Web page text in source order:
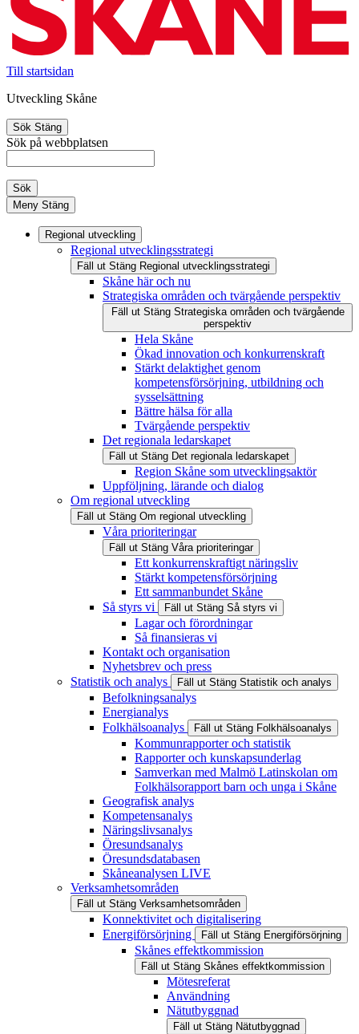
Till startsidan
Utveckling Skåne
Sök Stäng
Sök på webbplatsen
Sök
Meny Stäng
Regional utveckling
Regional utvecklingsstrategi
Fäll ut Stäng Regional utvecklingsstrategi
Skåne här och nu
Strategiska områden och tvärgående perspektiv
Fäll ut Stäng Strategiska områden och tvärgående
perspektiv
Hela Skåne
Ökad innovation och konkurrenskraft
Stärkt delaktighet genom
kompetensförsörjning, utbildning och
sysselsättning
Bättre hälsa för alla
Tvärgående perspektiv
Det regionala ledarskapet
Fäll ut Stäng Det regionala ledarskapet
Region Skåne som utvecklingsaktör
Uppföljning, lärande och dialog
Om regional utveckling
Fäll ut Stäng Om regional utveckling
Våra prioriteringar
Fäll ut Stäng Våra prioriteringar
Ett konkurrenskraftigt näringsliv
Stärkt kompetensförsörjning
Ett sammanbundet Skåne
Så styrs vi
Fäll ut Stäng Så styrs vi
Lagar och förordningar
Så finansieras vi
Kontakt och organisation
Nyhetsbrev och press
Statistik och analys
Fäll ut Stäng Statistik och analys
Befolkningsanalys
Energianalys
Folkhälsoanalys
Fäll ut Stäng Folkhälsoanalys
Kommunrapporter och statistik
Rapporter och kunskapsunderlag
Samverkan med Malmö Latinskolan om
Folkhälsorapport barn och unga i Skåne
Geografisk analys
Kompetensanalys
Näringslivsanalys
Öresundsanalys
Öresundsdatabasen
Skåneanalysen LIVE
Verksamhetsområden
Fäll ut Stäng Verksamhetsområden
Konnektivitet och digitalisering
Energiförsörjning
Fäll ut Stäng Energiförsörjning
Skånes effektkommission
Fäll ut Stäng Skånes effektkommission
Mötesreferat
Användning
Nätutbyggnad
Fäll ut Stäng Nätutbyggnad